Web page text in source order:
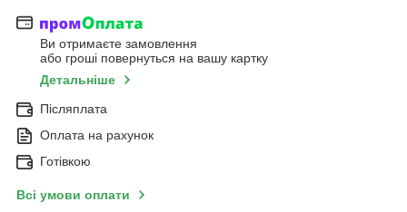
Ви отримаєте замовлення
або гроші повернуться на вашу картку
Детальніше
Післяплата
Оплата на рахунок
Готівкою
Всі умови оплати